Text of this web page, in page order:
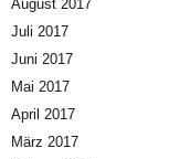
August 2017
Juli 2017
Juni 2017
Mai 2017
April 2017
März 2017